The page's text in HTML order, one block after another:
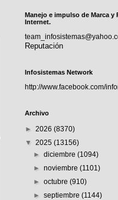
Manejo e impulso de Marca y
Internet.
Reputación
Infosistemas Network
http://www.facebook.com/
Archivo
► 2026 (8370)
▼ 2025 (13156)
►diciembre(1094)
►noviembre(1101)
►octubre(910)
►septiembre(1144)